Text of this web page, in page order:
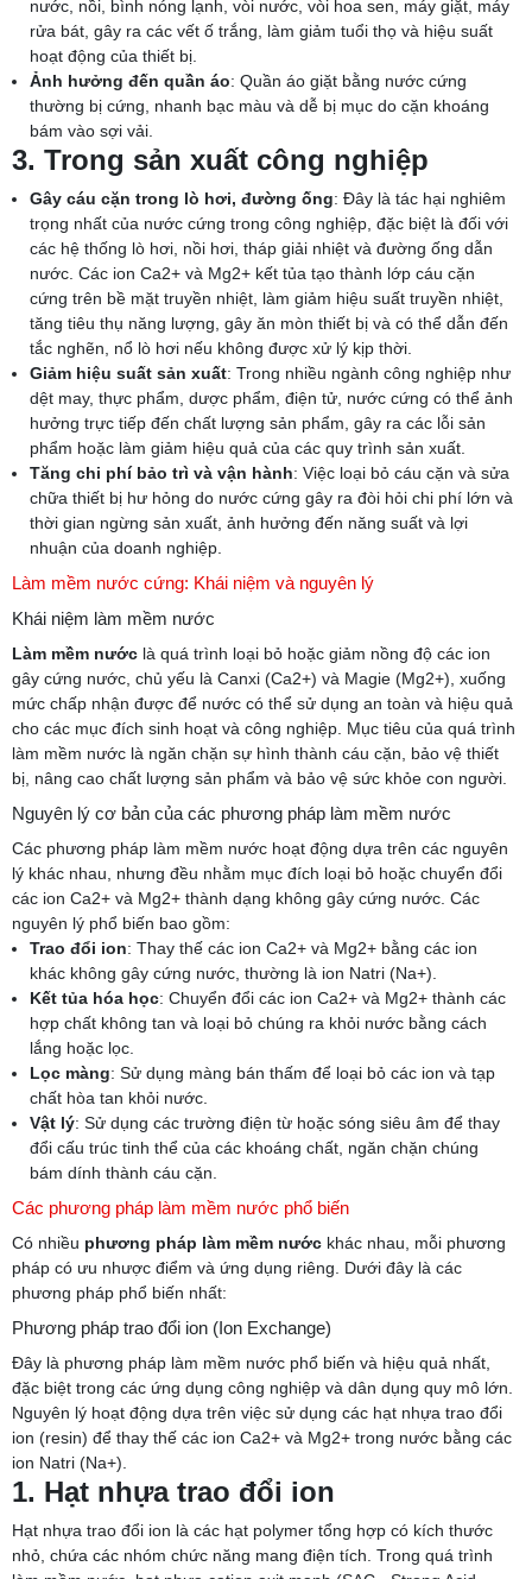
nước, nồi, bình nóng lạnh, vòi nước, vòi hoa sen, máy giặt, máy
rửa bát, gây ra các vết ố trắng, làm giảm tuổi thọ và hiệu suất
hoạt động của thiết bị.
Ảnh hưởng đến quần áo: Quần áo giặt bằng nước cứng
thường bị cứng, nhanh bạc màu và dễ bị mục do cặn khoáng
bám vào sợi vải.
3. Trong sản xuất công nghiệp
Gây cáu cặn trong lò hơi, đường ống: Đây là tác hại nghiêm
trọng nhất của nước cứng trong công nghiệp, đặc biệt là đối với
các hệ thống lò hơi, nồi hơi, tháp giải nhiệt và đường ống dẫn
nước. Các ion Ca2+ và Mg2+ kết tủa tạo thành lớp cáu cặn
cứng trên bề mặt truyền nhiệt, làm giảm hiệu suất truyền nhiệt,
tăng tiêu thụ năng lượng, gây ăn mòn thiết bị và có thể dẫn đến
tắc nghẽn, nổ lò hơi nếu không được xử lý kịp thời.
Giảm hiệu suất sản xuất: Trong nhiều ngành công nghiệp như
dệt may, thực phẩm, dược phẩm, điện tử, nước cứng có thể ảnh
hưởng trực tiếp đến chất lượng sản phẩm, gây ra các lỗi sản
phẩm hoặc làm giảm hiệu quả của các quy trình sản xuất.
Tăng chi phí bảo trì và vận hành: Việc loại bỏ cáu cặn và sửa
chữa thiết bị hư hỏng do nước cứng gây ra đòi hỏi chi phí lớn và
thời gian ngừng sản xuất, ảnh hưởng đến năng suất và lợi
nhuận của doanh nghiệp.
Làm mềm nước cứng: Khái niệm và nguyên lý
Khái niệm làm mềm nước
Làm mềm nước là quá trình loại bỏ hoặc giảm nồng độ các ion
gây cứng nước, chủ yếu là Canxi (Ca2+) và Magie (Mg2+), xuống
mức chấp nhận được để nước có thể sử dụng an toàn và hiệu quả
cho các mục đích sinh hoạt và công nghiệp. Mục tiêu của quá trình
làm mềm nước là ngăn chặn sự hình thành cáu cặn, bảo vệ thiết
bị, nâng cao chất lượng sản phẩm và bảo vệ sức khỏe con người.
Nguyên lý cơ bản của các phương pháp làm mềm nước
Các phương pháp làm mềm nước hoạt động dựa trên các nguyên
lý khác nhau, nhưng đều nhằm mục đích loại bỏ hoặc chuyển đổi
các ion Ca2+ và Mg2+ thành dạng không gây cứng nước. Các
nguyên lý phổ biến bao gồm:
Trao đổi ion: Thay thế các ion Ca2+ và Mg2+ bằng các ion
khác không gây cứng nước, thường là ion Natri (Na+).
Kết tủa hóa học: Chuyển đổi các ion Ca2+ và Mg2+ thành các
hợp chất không tan và loại bỏ chúng ra khỏi nước bằng cách
lắng hoặc lọc.
Lọc màng: Sử dụng màng bán thấm để loại bỏ các ion và tạp
chất hòa tan khỏi nước.
Vật lý: Sử dụng các trường điện từ hoặc sóng siêu âm để thay
đổi cấu trúc tinh thể của các khoáng chất, ngăn chặn chúng
bám dính thành cáu cặn.
Các phương pháp làm mềm nước phổ biến
Có nhiều phương pháp làm mềm nước khác nhau, mỗi phương
pháp có ưu nhược điểm và ứng dụng riêng. Dưới đây là các
phương pháp phổ biến nhất:
Phương pháp trao đổi ion (Ion Exchange)
Đây là phương pháp làm mềm nước phổ biến và hiệu quả nhất,
đặc biệt trong các ứng dụng công nghiệp và dân dụng quy mô lớn.
Nguyên lý hoạt động dựa trên việc sử dụng các hạt nhựa trao đổi
ion (resin) để thay thế các ion Ca2+ và Mg2+ trong nước bằng các
ion Natri (Na+).
1. Hạt nhựa trao đổi ion
Hạt nhựa trao đổi ion là các hạt polymer tổng hợp có kích thước
nhỏ, chứa các nhóm chức năng mang điện tích. Trong quá trình